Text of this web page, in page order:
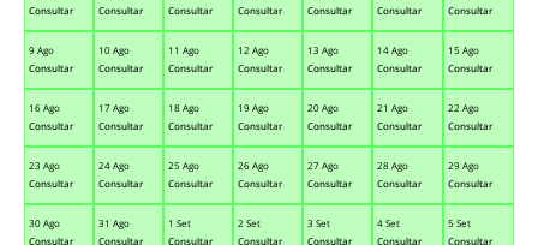
Consultar
Consultar
Consultar
Consultar
Consultar
Consultar
Consultar
9 Ago
Consultar
10 Ago
Consultar
11 Ago
Consultar
12 Ago
Consultar
13 Ago
Consultar
14 Ago
Consultar
15 Ago
Consultar
16 Ago
Consultar
17 Ago
Consultar
18 Ago
Consultar
19 Ago
Consultar
20 Ago
Consultar
21 Ago
Consultar
22 Ago
Consultar
23 Ago
Consultar
24 Ago
Consultar
25 Ago
Consultar
26 Ago
Consultar
27 Ago
Consultar
28 Ago
Consultar
29 Ago
Consultar
30 Ago
Consultar
31 Ago
Consultar
1 Set
Consultar
2 Set
Consultar
3 Set
Consultar
4 Set
Consultar
5 Set
Consultar